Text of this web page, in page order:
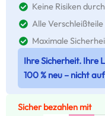
Keine Risiken
Alle Verschleißteile
Maximale
Ihre Sicherheit. Ihre
100 % neu – nicht
Sicher bezahlen mit